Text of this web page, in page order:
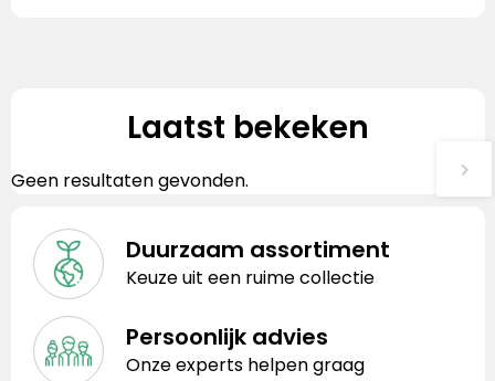
Laatst bekeken
Geen resultaten gevonden.
Duurzaam assortiment
Keuze uit een ruime collectie
Persoonlijk advies
Onze experts helpen graag